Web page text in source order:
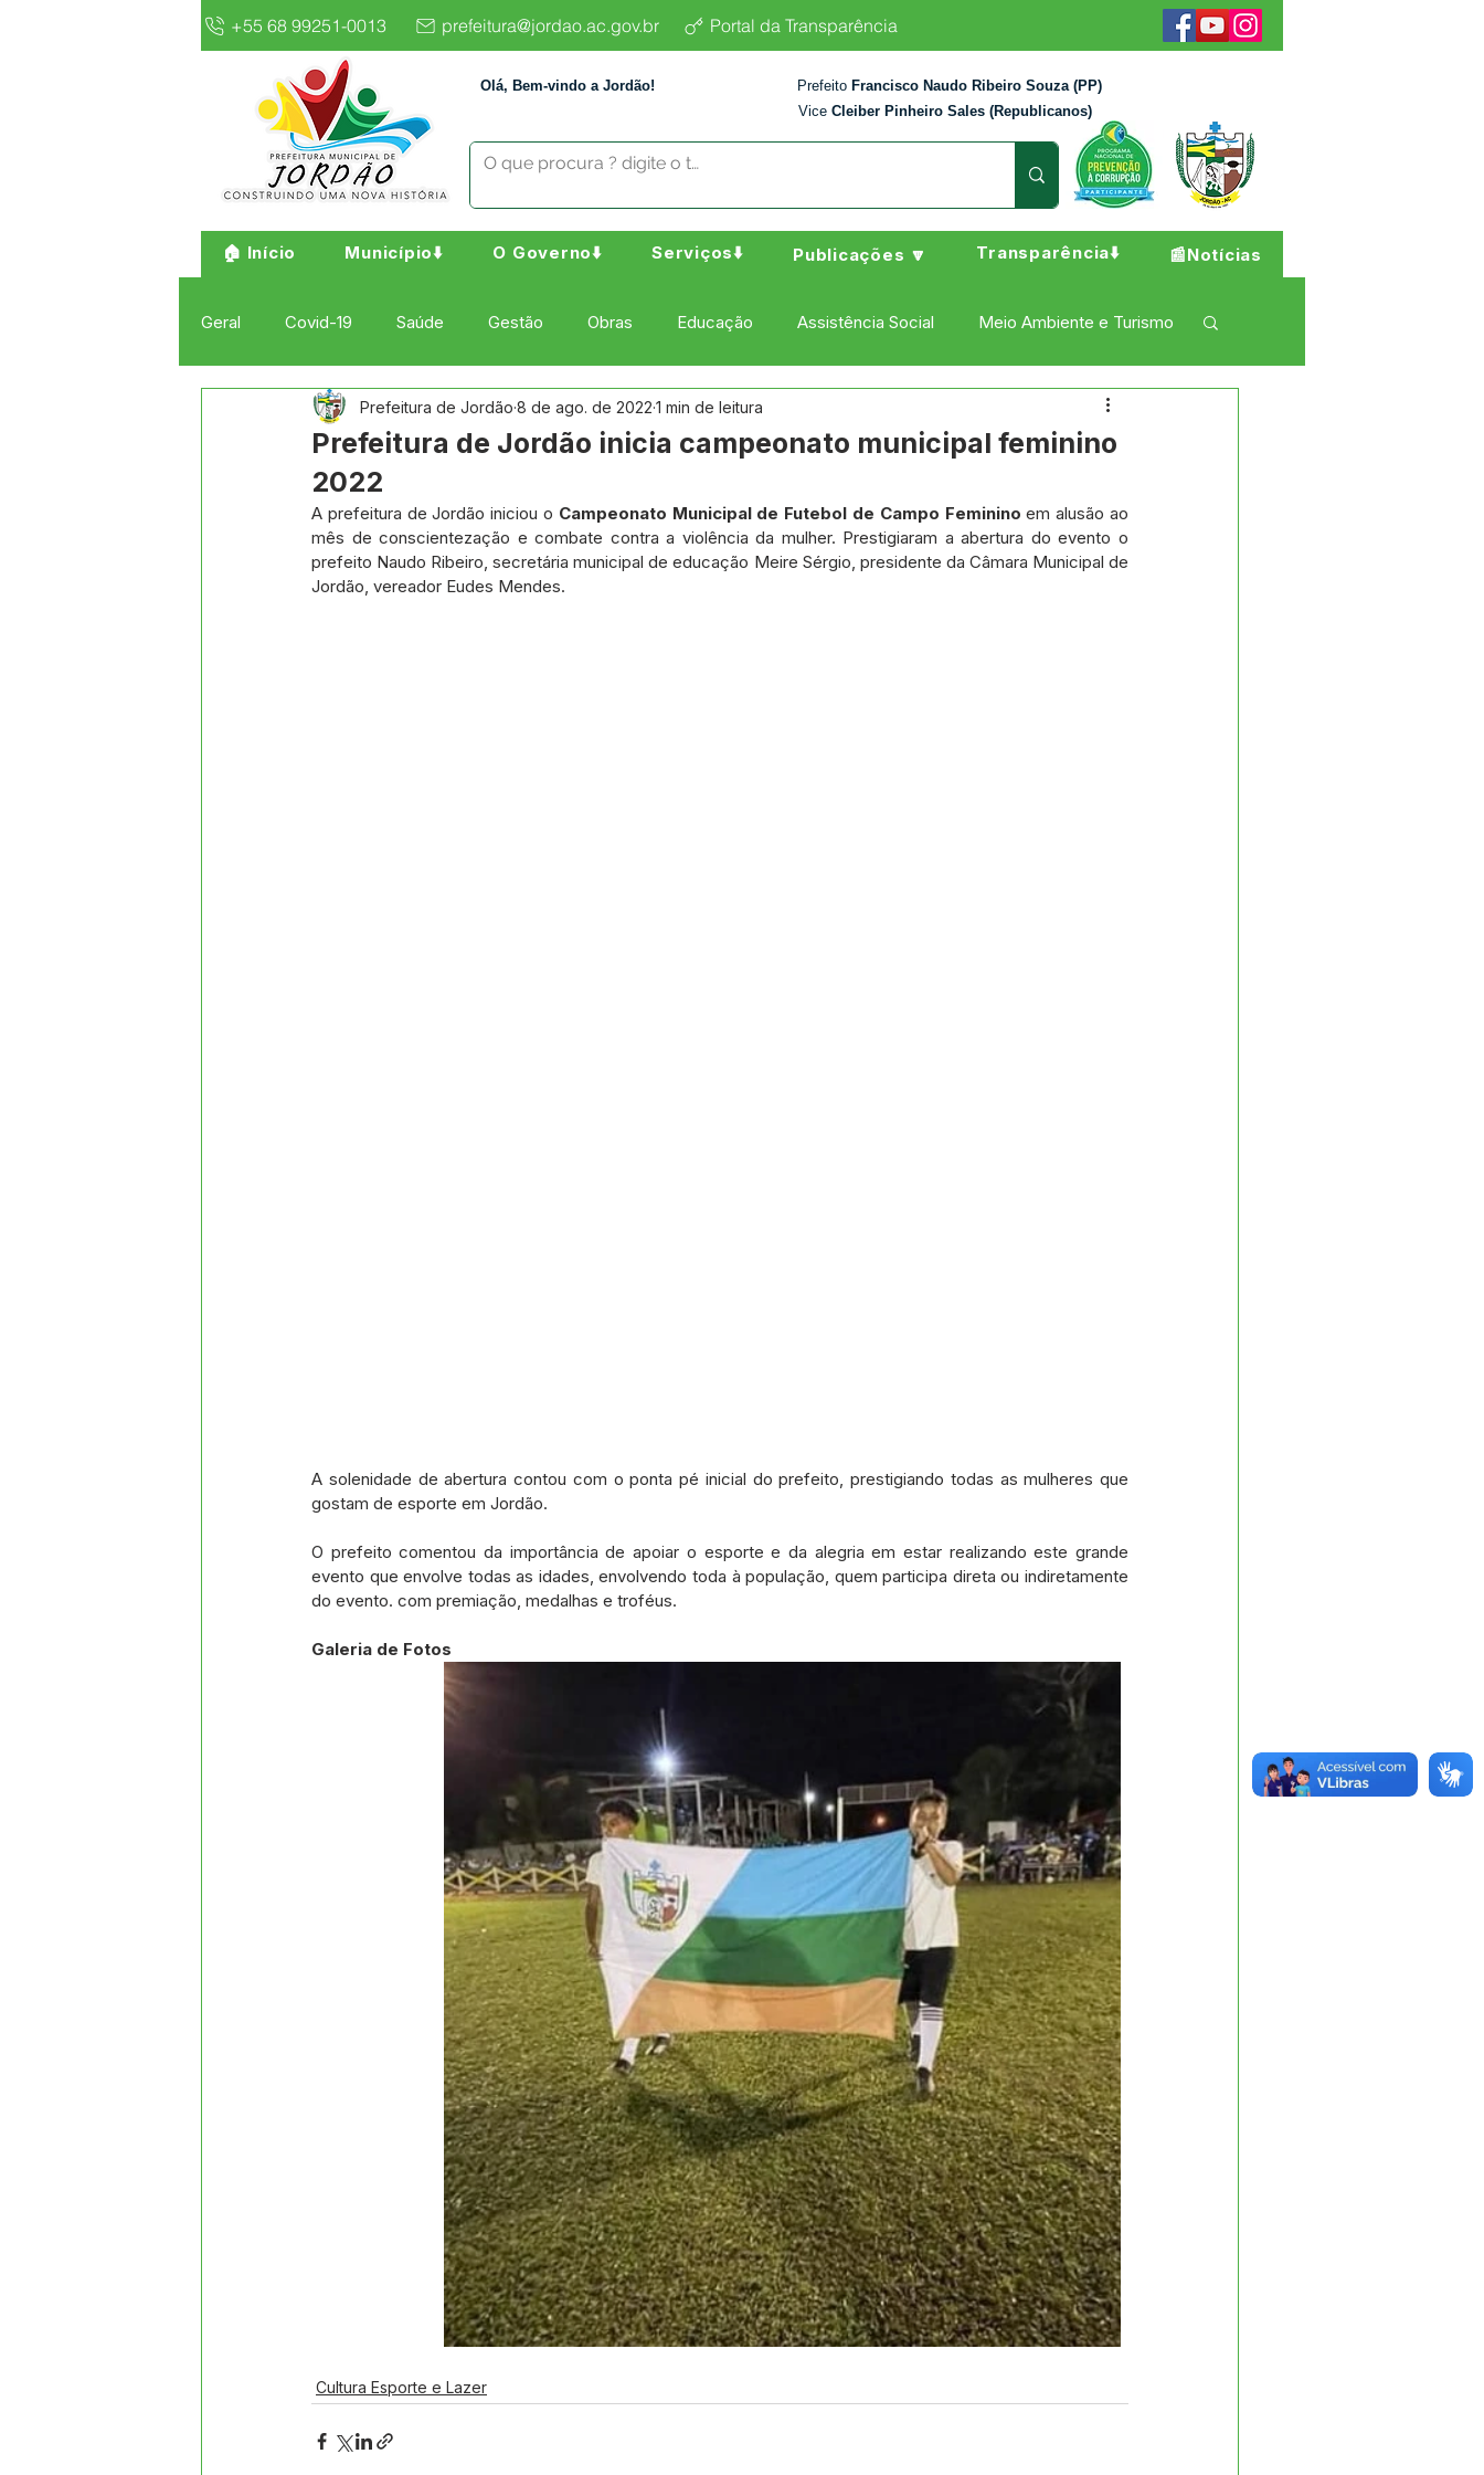
+55 68 99251-0013 prefeitura@jordao.ac.gov.br Portal da Transparência
Olá, Bem-vindo a Jordão! Prefeito Francisco Naudo Ribeiro Souza (PP)
Vice Cleiber Pinheiro Sales (Republicanos)
🏠 Início Município⬇️ O Governo⬇️ Serviços⬇️ Publicações 🔽 Transparência⬇️ 📰Notícias
Geral Covid-19 Saúde Gestão Obras Educação Assistência Social Meio Ambiente e Turismo
Institucional e Governo Cultura Esporte e Lazer Administração e Finanças Campanhas
Datas Comemorativas
Comunidade Convite e Comunicado
Prefeitura de Jordão inicia campeonato municipal feminino
2022
Prefeitura de Jordão 8 de ago. de 2022 1 min de leitura
A prefeitura de Jordão iniciou o Campeonato Municipal de Futebol de Campo Feminino em alusão ao
mês de conscientezação e combate contra a violência da mulher. Prestigiaram a abertura do evento o
prefeito Naudo Ribeiro, secretária municipal de educação Meire Sérgio, presidente da Câmara Municipal de
Jordão, vereador Eudes Mendes.
A solenidade de abertura contou com o ponta pé inicial do prefeito, prestigiando todas as mulheres que
gostam de esporte em Jordão.
O prefeito comentou da importância de apoiar o esporte e da alegria em estar realizando este grande
evento que envolve todas as idades, envolvendo toda à população, quem participa direta ou indiretamente
do evento. com premiação, medalhas e troféus.
Galeria de Fotos
Cultura Esporte e Lazer